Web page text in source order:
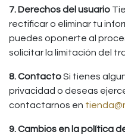
7. Derechos del usuario
rectificar o eliminar tu
puedes oponerte al
solicitar la limitación del
8. ContactoSi tienes
privacidad o deseas
contactarnos en
9. Cambios en la política